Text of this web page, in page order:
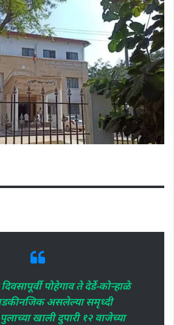
पोहेगाव ते देर्डे-कोऱ्हाळे
असलेल्या समृध्दी
पुलाच्या खाली दुपारी १२ वाजेच्या